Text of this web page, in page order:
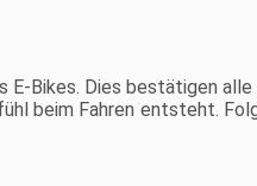
Bikes. Dies bestätigen alle
beim Fahren entsteht.